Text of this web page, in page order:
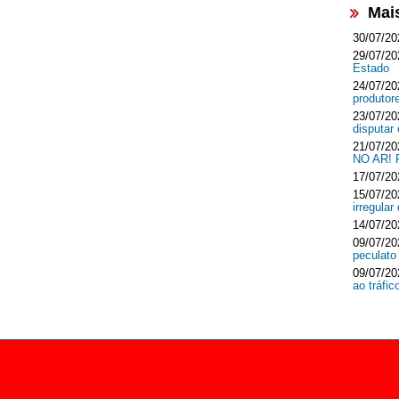
30/07/
29/07/
Estado
24/07/
23/07/
disputar
21/07/
NO AR!
17/07/
15/07/
irregular
14/07/
09/07/
09/07/
ao